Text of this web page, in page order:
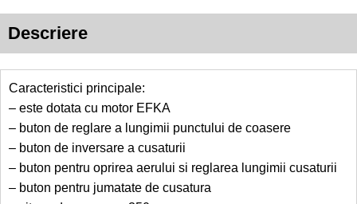
Descriere
Caracteristici principale:
– este dotata cu motor EFKA
– buton de reglare a lungimii punctului de coasere
– buton de inversare a cusaturii
– buton pentru oprirea aerului si reglarea lungimii cusaturii
– buton pentru jumatate de cusatura